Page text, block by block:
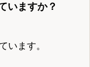
いますか？
います。